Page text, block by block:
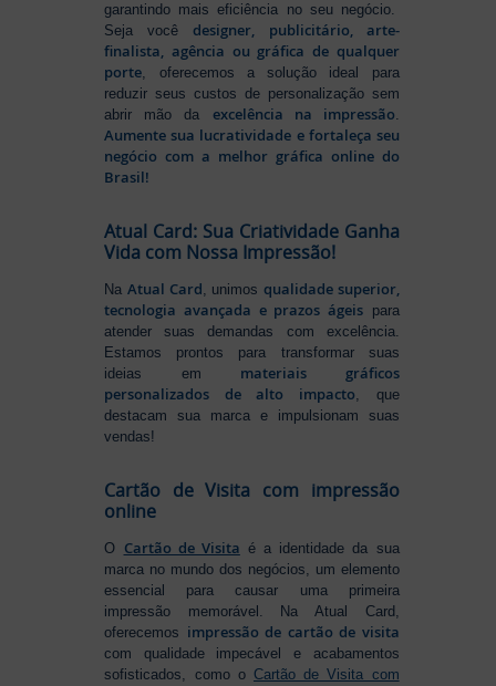
garantindo mais eficiência no seu negócio.
Seja vocêdesigner, publicitário, arte-
finalista, agência ou gráfica de qualquer
porte, oferecemos a solução ideal para
reduzir seus custos de personalização sem
abrir mão da excelência na impressão.
Aumente sua lucratividade e fortaleça seu
negócio com a melhor gráfica online do
Brasil!
Atual Card: Sua Criatividade Ganha
Vida com Nossa Impressão!
Na Atual Card, unimos qualidade superior,
tecnologia avançada e prazos ágeispara
atender suas demandas com excelência.
Estamos prontos para transformar suas
ideias em materiais gráficos
personalizados de alto impacto, que
destacam sua marca e impulsionam suas
vendas!
Cartão de Visita com impressão
online
O Cartão de Visita é a identidade da sua
marca no mundo dos negócios, um elemento
essencial para causar uma primeira
impressão memorável. Na Atual Card,
oferecemos impressão de cartão de visita
com qualidade impecável e acabamentos
sofisticados, como o Cartão de Visita com